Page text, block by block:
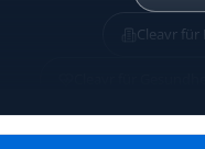
Cleavr für